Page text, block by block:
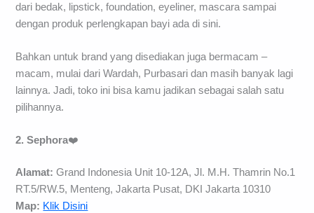
dari bedak, lipstick, foundation, eyeliner, mascara sampai
dengan produk perlengkapan bayi ada di sini.
Bahkan untuk brand yang disediakan juga bermacam –
macam, mulai dari Wardah, Purbasari dan masih banyak lagi
lainnya. Jadi, toko ini bisa kamu jadikan sebagai salah satu
pilihannya.
2. Sephora❤️
Alamat: Grand Indonesia Unit 10-12A, Jl. M.H. Thamrin No.1
RT.5/RW.5, Menteng, Jakarta Pusat, DKI Jakarta 10310
Map: Klik Disini